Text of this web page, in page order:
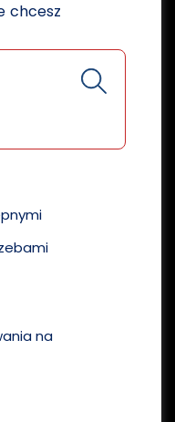
chcesz
na